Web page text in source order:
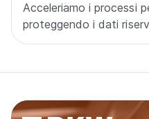
Acceleriamo i processi
proteggendo i dati